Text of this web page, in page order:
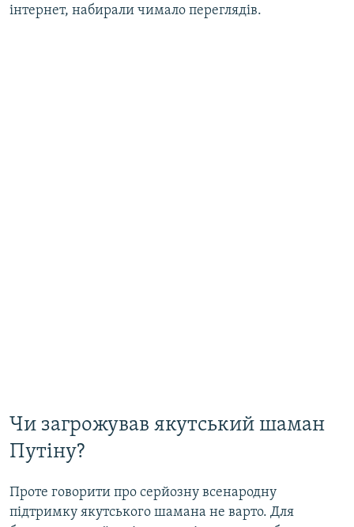
інтернет, набирали чимало переглядів.
Чи загрожував якутський шаман
Путіну?
Проте говорити про серйозну всенародну
підтримку якутського шамана не варто. Для